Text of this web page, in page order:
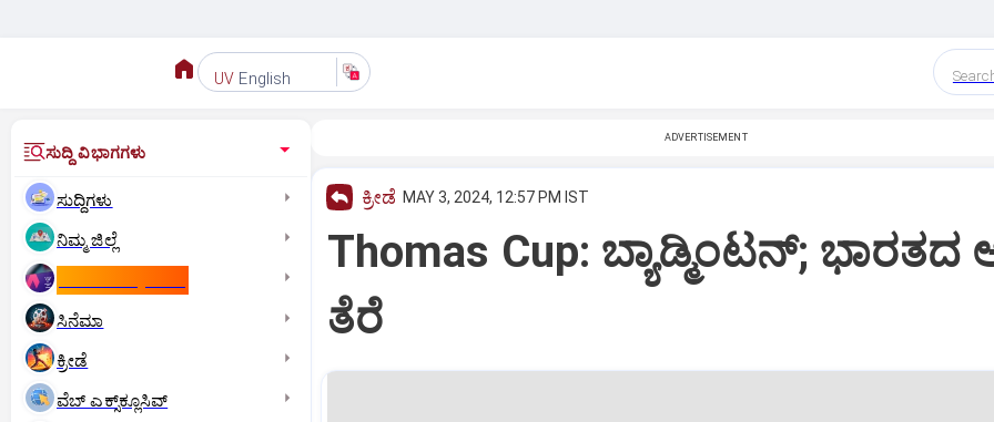
UV English
ಸುದ್ದಿ ವಿಭಾಗಗಳು
ಸುದ್ದಿಗಳು
ನಿಮ್ಮ ಜಿಲ್ಲೆ
ಸಿನೆಮಾ
ಕ್ರೀಡೆ
ವೆಬ್ ಎಕ್ಸ್‌ಕ್ಲೂಸಿವ್
ADVERTISEMENT
ಕ್ರೀಡೆ MAY 3, 2024, 12:57 PM IST
Thomas Cup: ಬ್ಯಾಡ್ಮಿಂಟನ್‌; ಭಾರತದ
ತೆರೆ